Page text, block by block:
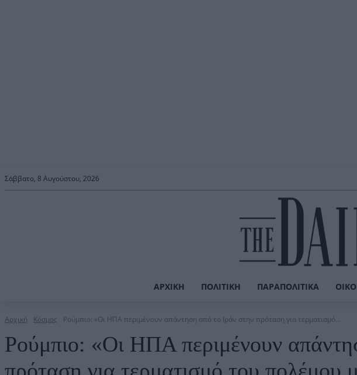
Σάββατο, 8 Αυγούστου, 2026
ΑΡΧΙΚΉ ΠΟΛΙΤΙΚΉ ΠΑΡΑΠΟΛΙΤΙΚΆ
Αρχική Κόσμος Ρούμπιο: «Οι ΗΠΑ περιμένουν απάντηση από το Ιράν στην πρόταση για τερματισμό...
Ρούμπιο: «Οι ΗΠΑ περιμένουν